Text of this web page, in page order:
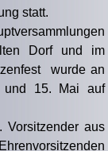
statt.
Dorf und im
wurde an
und 15. Mai auf
Vorsitzender aus